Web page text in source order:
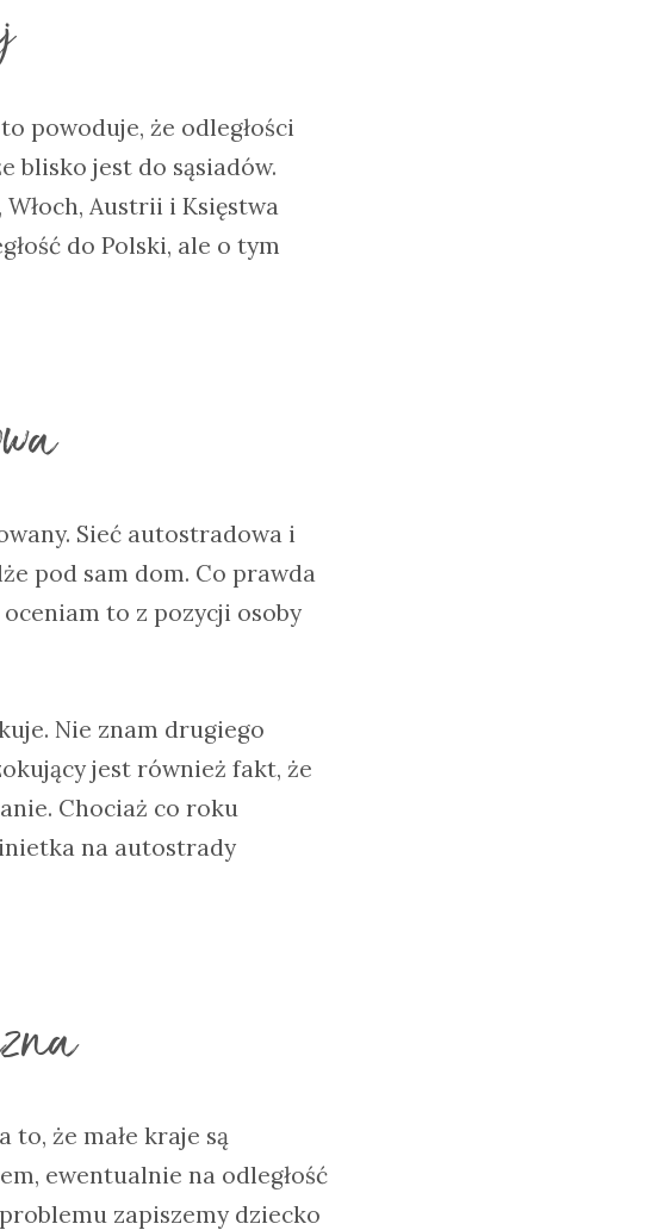
powoduje, że odległości
blisko jest do sąsiadów.
Austrii i Księstwa
do Polski, ale o tym
Sieć autostradowa i
pod sam dom. Co prawda
to z pozycji osoby
Nie znam drugiego
jest również fakt, że
Chociaż co roku
na autostrady
to, że małe kraje są
ewentualnie na odległość
zapiszemy dziecko